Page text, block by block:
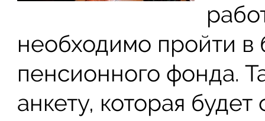
необходимо пройти
пенсионного фонда.
анкету, которая